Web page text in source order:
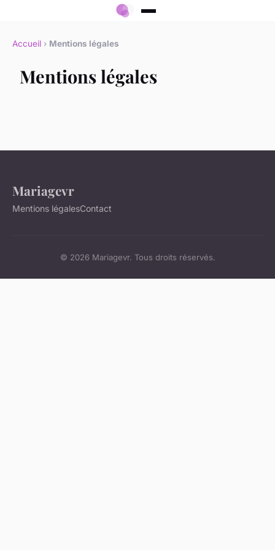
Accueil › Mentions légales
Mentions légales
Mariagevr
Mentions légalesContact
© 2026 Mariagevr. Tous droits réservés.